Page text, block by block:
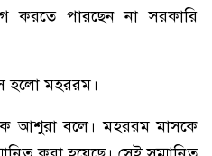
করতে পারছেন না সরকারি
হলো মহররম।
আশুরা বলে। মহররম মাসকে